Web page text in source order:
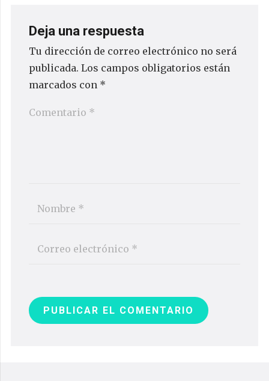
Deja una respuesta
Tu dirección de correo electrónico no será
publicada. Los campos obligatorios están
marcados con *
PUBLICAR EL COMENTARIO